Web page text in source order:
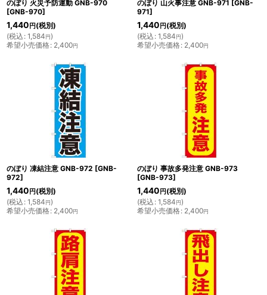
のぼり 火災予防運動 GNB-970
[GNB-970]
1,440 円 (税別)
(税込 : 1,584円)
希望小売価格: 2,400円
のぼり 山火事注意 GNB-971 [GNB-
971]
1,440 円 (税別)
(税込 : 1,584円)
希望小売価格: 2,400円
のぼり 凍結注意 GNB-972 [GNB-
972]
1,440 円 (税別)
(税込 : 1,584円)
希望小売価格: 2,400円
のぼり 事故多発注意 GNB-973
[GNB-973]
1,440 円 (税別)
(税込 : 1,584円)
希望小売価格: 2,400円